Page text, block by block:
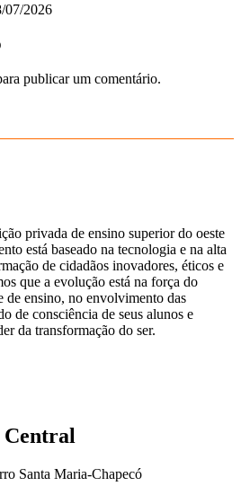
07/2026
publicar um comentário.
privada de ensino superior do oeste
está baseado na tecnologia e na alta
de cidadãos inovadores, éticos e
que a evolução está na força do
de ensino, no envolvimento das
de consciência de seus alunos e
da transformação do ser.
Central
Santa Maria-Chapecó